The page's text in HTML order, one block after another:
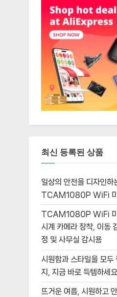
최신 등록된 상품
일상의 안전을 디자인하
TCAM1080P WiFi 미
TCAM1080P WiFi 미
시계 카메라 장착, 이동
정 및 사무실 감시용
시원함과 스타일을 모두
지, 지금 바로 득템하세
뜨거운 여름, 시원하고